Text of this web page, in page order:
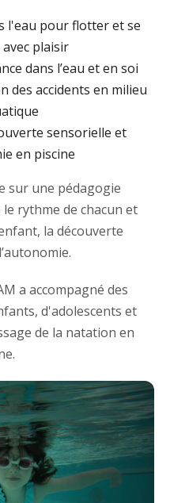
l'eau pour flotter et se
plaisir
dans l’eau et en soi
des accidents en milieu
sensorielle et
en piscine
sur une pédagogie
rythme de chacun et
la découverte
a accompagné des
d'adolescents et
de la natation en